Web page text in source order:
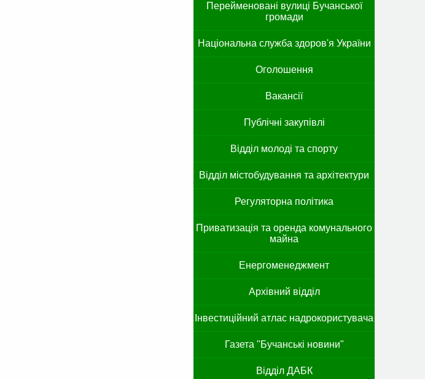
Перейменовані вулиці Бучанської
громади
Національна служба здоров'я України
Оголошення
Вакансії
Публічні закупівлі
Відділ молоді та спорту
Відділ містобудування та архітектури
Регуляторна політика
Приватизація та оренда комунального
майна
Енергоменеджмент
Архівний відділ
Інвестиційний атлас надрокористувача
Газета "Бучанські новини"
Відділ ДАБК